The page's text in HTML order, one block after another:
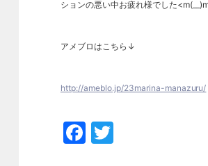
ションの悪い中お疲れ様でした
アメブロはこちら↓
http://ameblo.jp/23marina-manazuru/
Facebook
Twitter